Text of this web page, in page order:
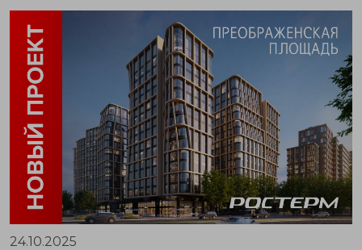
24.10.2025